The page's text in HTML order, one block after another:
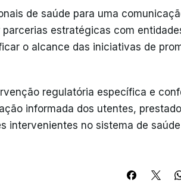
de saúde para uma
estratégicas com
o alcance das iniciativas de
regulatória específica e
informada dos utentes,
intervenientes no sistema de